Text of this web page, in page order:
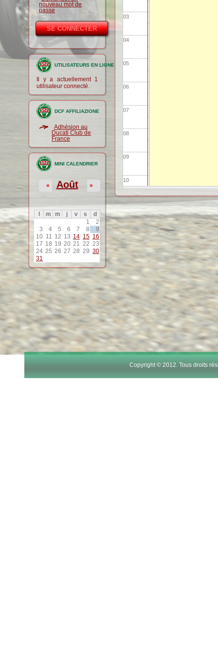
nouveau mot de
passe
UTILISATEURS EN LIGNE
Il y a actuellement 1
utilisateur connecté.
DCF AFFILIAZIONE
Adhésion au
Ducati Club de
France
MINI CALENDRIER
Août
« »
m m j v s
d
1
2
3
4 5 6 7 8
9
10 11 12 13 14 15 16
17 18 19 20 21 22 23
24 25 26 27 28 29 30
31
03
04
05
06
07
08
09
10
11
12
13
15
17
Copyright © 2012. Tous droits